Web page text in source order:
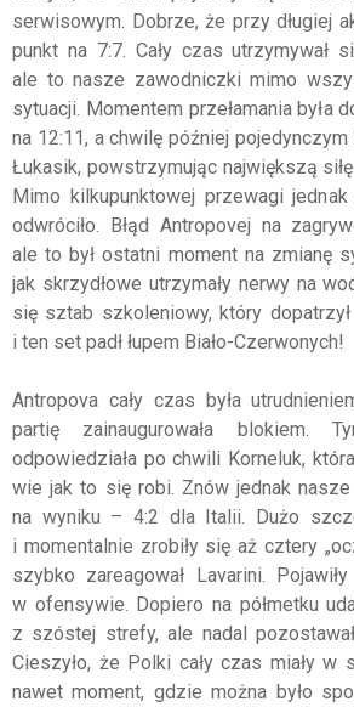
serwisowym. Dobrze, że przy długiej
punkt na 7:7. Cały czas utrzymywał
ale to nasze zawodniczki mimo
sytuacji. Momentem przełamania była
na 12:11, a chwilę później
Łukasik, powstrzymując największą
Mimo kilkupunktowej przewagi
odwróciło. Błąd Antropovej na
ale to był ostatni moment na zmianę
jak skrzydłowe utrzymały nerwy na
się sztab szkoleniowy, który
i ten set padł łupem Biało-Czerwonych!
Antropova cały czas była
partię zainaugurowała blokiem.
odpowiedziała po chwili Korneluk,
wie jak to się robi. Znów jednak
na wyniku – 4:2 dla Italii. Dużo
i momentalnie zrobiły się aż cztery
szybko zareagował Lavarini.
w ofensywie. Dopiero na półmetku
z szóstej strefy, ale nadal
Cieszyło, że Polki cały czas miały w
nawet moment, gdzie można było